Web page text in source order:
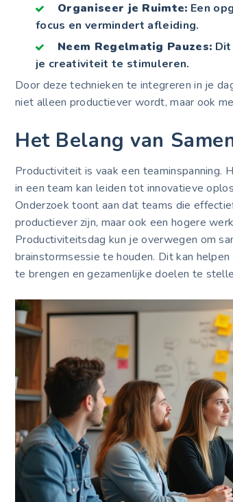
Organiseer je Ruimte: Een
focus en vermindert afleiding.
Neem Regelmatig Pauzes:
je creativiteit te stimuleren.
Door deze technieken te integreren in je
niet alleen productiever wordt, maar ook
Het Belang van
Productiviteit is vaak een teaminspanning.
in een team kan leiden tot innovatieve
Onderzoek toont aan dat teams die
productiever zijn, maar ook een hogere
Productiviteitsdag kun je overwegen om
brainstormsessie te houden. Dit kan
te brengen en gezamenlijke doelen te